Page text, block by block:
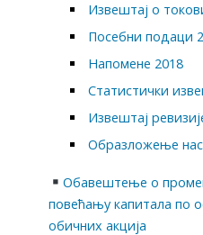
Извештај о
Посебни подаци
Напомене 2018
Статистички
Извештај
Образложење
Обавештење о
повећању капитала по
обичних акција